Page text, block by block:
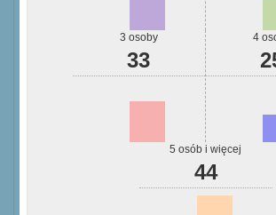
3 osoby
33
4
5 osób i więcej
44